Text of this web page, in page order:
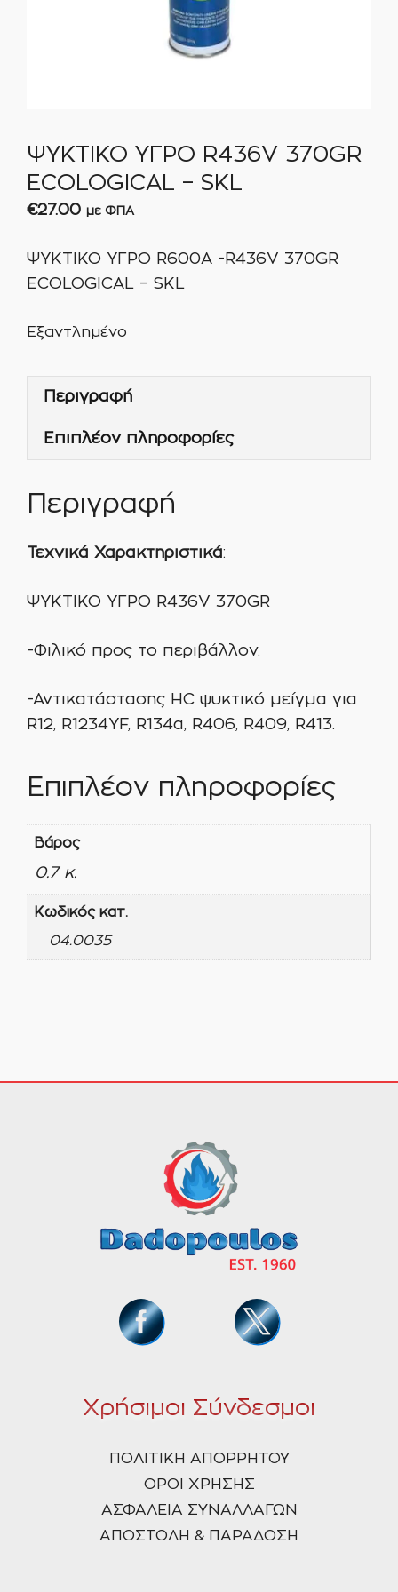
ΨΥΚΤΙΚΟ ΥΓΡΟ R436V 370GR
ECOLOGICAL – SKL
€27.00 με ΦΠΑ
ΨΥΚΤΙΚΟ ΥΓΡΟ R600Α -R436V 370GR
ECOLOGICAL – SKL
Εξαντλημένο
Περιγραφή
Επιπλέον πληροφορίες
Περιγραφή
Τεχνικά Χαρακτηριστικά:
ΨΥΚΤΙΚΟ ΥΓΡΟ R436V 370GR
-Φιλικό προς το περιβάλλον.
-Αντικατάστασης HC ψυκτικό μείγμα για
R12, R1234YF, R134a, R406, R409, R413.
Επιπλέον πληροφορίες
Βάρος
0.7 κ.
Κωδικός κατ.
04.0035
Χρήσιμοι Σύνδεσμοι
ΠΟΛΙΤΙΚΗ ΑΠΟΡΡΗΤΟΥ
ΟΡΟΙ ΧΡΗΣΗΣ
ΑΣΦΑΛΕΙΑ ΣΥΝΑΛΛΑΓΩΝ
ΑΠΟΣΤΟΛΗ & ΠΑΡΑΔΟΣΗ